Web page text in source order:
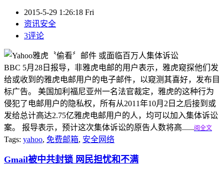
2015-5-29 1:26:18 Fri
资讯安全
3评论
BBC 5月28日报导，非雅虎电邮的用户表示，雅虎窥探他们发
给或收到的雅虎电邮用户的电子邮件，以窥测其喜好，发布目
标广告。 美国加利福尼亚州一名法官裁定，雅虎的这种行为
侵犯了电邮用户的隐私权，所有从2011年10月2日之后接到或
发给总计高达2.75亿雅虎电邮用户的人，均可以加入集体诉讼
案。 报导表示，预计这次集体诉讼的原告人数将高......阅全文
Tags: yahoo, 免费邮箱, 安全网络
Gmail被中共封锁 网民担忧和不满